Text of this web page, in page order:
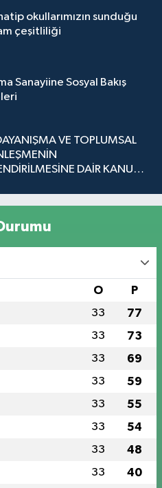
okullarımızın sunduğu
çeşitliliği
Sanayiine Sosyal Bakış
VE TOPLUMSAL
DAİR KANUN
O P
33 77
33 73
33 69
33 59
33 55
33 54
33 48
33 40